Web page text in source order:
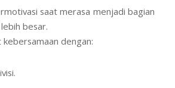
saat merasa menjadi bagian
besar.
dengan: